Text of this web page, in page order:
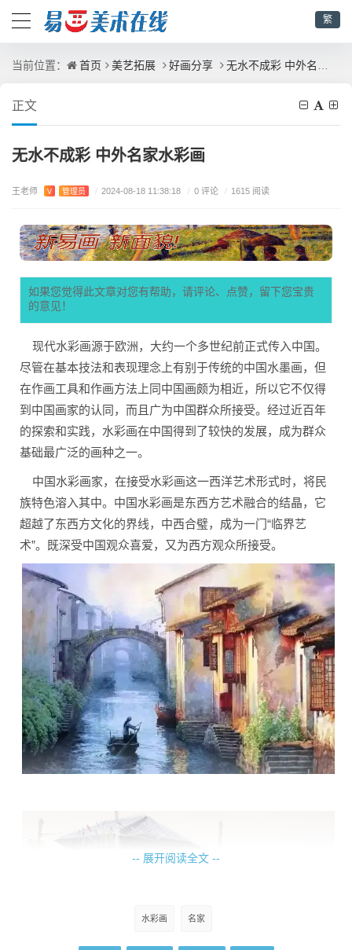
繁
当前位置： 首页 美艺拓展 好画分享 无水不成彩 中外名家水彩画
正文
无水不成彩 中外名家水彩画
王老师 V 管理员 / 2024-08-18 11:38:18 / 0 评论 / 1615 阅读
如果您觉得此文章对您有帮助，请评论、点赞，留下您宝贵
的意见！
现代水彩画源于欧洲，大约一个多世纪前正式传入中国。
尽管在基本技法和表现理念上有别于传统的中国水墨画，但
在作画工具和作画方法上同中国画颇为相近，所以它不仅得
到中国画家的认同，而且广为中国群众所接受。经过近百年
的探索和实践，水彩画在中国得到了较快的发展，成为群众
基础最广泛的画种之一。
中国水彩画家，在接受水彩画这一西洋艺术形式时，将民
族特色溶入其中。中国水彩画是东西方艺术融合的结晶，它
超越了东西方文化的界线，中西合璧，成为一门“临界艺
术”。既深受中国观众喜爱，又为西方观众所接受。
-- 展开阅读全文 --
水彩画 名家